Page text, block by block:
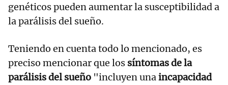
genéticos pueden aumentar la susceptibilidad a
la parálisis del sueño.
Teniendo en cuenta todo lo mencionado, es
preciso mencionar que los síntomas de la
parálisis del sueño "incluyen unaincapacidad